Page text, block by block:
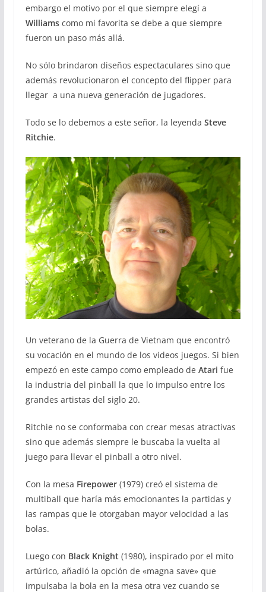
embargo el motivo por el que siempre elegí a
Williamscomo mi favorita se debe a que siempre
fueron un paso más allá.
No sólo brindaron diseños espectaculares sino que
además revolucionaron el concepto del flipper para
llegar a una nueva generación de jugadores.
Todo se lo debemos a este señor, la leyenda Steve
Ritchie.
Un veterano de la Guerra de Vietnam que encontró
su vocación en el mundo de los videos juegos. Si bien
empezó en este campo como empleado de Atari fue
la industria del pinball la que lo impulso entre los
grandes artistas del siglo 20.
Ritchie no se conformaba con crear mesas atractivas
sino que además siempre le buscaba la vuelta al
juego para llevar el pinball a otro nivel.
Con la mesa Firepower(1979) creó el sistema de
multiball que haría más emocionantes la partidas y
las rampas que le otorgaban mayor velocidad a las
bolas.
Luego con Black Knight (1980), inspirado por el mito
artúrico, añadió la opción de «magna save» que
impulsaba la bola en la mesa otra vez cuando se